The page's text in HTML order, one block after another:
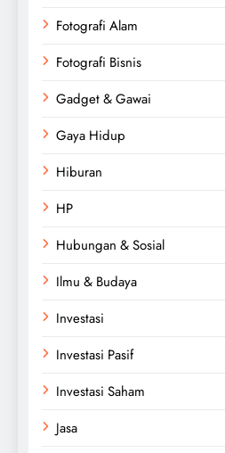
Fotografi Alam
Fotografi Bisnis
Gadget & Gawai
Gaya Hidup
Hiburan
HP
Hubungan & Sosial
Ilmu & Budaya
Investasi
Investasi Pasif
Investasi Saham
Jasa